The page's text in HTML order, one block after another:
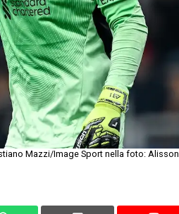
Mazzi/Image Sport nella foto: Alisson